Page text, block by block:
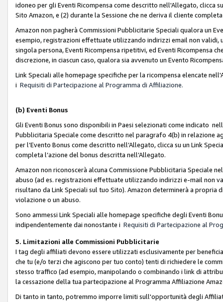
idoneo per gli Eventi Ricompensa come descritto nell'Allegato, clicca
Sito Amazon, e (2) durante la Sessione che ne deriva il cliente
Amazon non pagherà Commissioni Pubblicitarie Speciali qualora un
esempio, registrazioni effettuate utilizzando indirizzi email non
singola persona, Eventi Ricompensa ripetitivi, ed Eventi Ricompensa
discrezione, in ciascun caso, qualora sia avvenuto un Evento
Link Speciali alle homepage specifiche per la ricompensa elencate
i Requisiti di Partecipazione al Programma di Affiliazione.
(b) Eventi Bonus
Gli Eventi Bonus sono disponibili in Paesi selezionati come indicato
Pubblicitaria Speciale come descritto nel paragrafo 4(b) in relazione
per l’Evento Bonus come descritto nell’Allegato, clicca su un Link
completa l’azione del bonus descritta nell’Allegato.
Amazon non riconoscerà alcuna Commissione Pubblicitaria Speciale
abuso (ad es. registrazioni effettuate utilizzando indirizzi e-mail non
risultano da Link Speciali sul tuo Sito). Amazon determinerà a propria
violazione o un abuso.
Sono ammessi Link Speciali alle homepage specifiche degli Eventi
indipendentemente dai nonostante i Requisiti di Partecipazione al
5. Limitazioni alle Commissioni Pubblicitarie
I tag degli affiliati devono essere utilizzati esclusivamente per
che tu (e/o terzi che agiscono per tuo conto) tenti di richiedere le
stesso traffico (ad esempio, manipolando o combinando i link di
la cessazione della tua partecipazione al Programma Affiliazione
Di tanto in tanto, potremmo imporre limiti sull'opportunità degli